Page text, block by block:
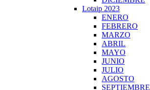
Lotaip 2023
ENERO
FEBRERO
MARZO
ABRIL
MAYO
JUNIO
JULIO
AGOSTO
SEPTIEMBRE